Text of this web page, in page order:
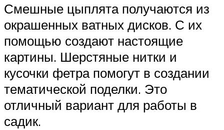
Смешные цыплята получаются из
окрашенных ватных дисков. С их
помощью создают настоящие
картины. Шерстяные нитки и
кусочки фетра помогут в создании
тематической поделки. Это
отличный вариант для работы в
садик.